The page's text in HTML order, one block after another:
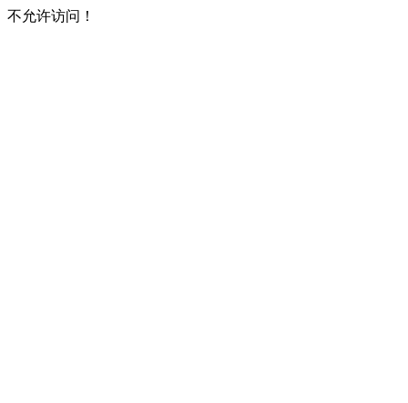
不允许访问！